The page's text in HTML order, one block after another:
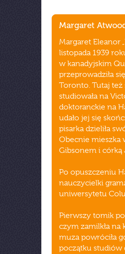
Margaret
Margaret Eleanor
listopada 1939
w kanadyjskim
przeprowadziła
Toronto. Tutaj też
studiowała na
doktoranckie na
udało jej się
pisarka dzieliła
Obecnie mieszka
Gibsonem i córką
Po opuszczeniu
nauczycielki
uniwersytetu
Pierwszy tomik
czym zamilkła na
muza powróciła
początku studiów